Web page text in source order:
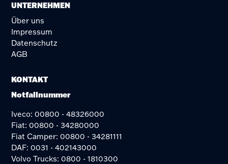
UNTERNEHMEN
Über uns
Impressum
Datenschutz
AGB
KONTAKT
Notfallnummer
Iveco: 00800 - 48326000
Fiat: 00800 - 34280000
Fiat Camper: 00800 - 34281111
DAF: 0031 - 402143000
Volvo Trucks: 0800 - 1810300